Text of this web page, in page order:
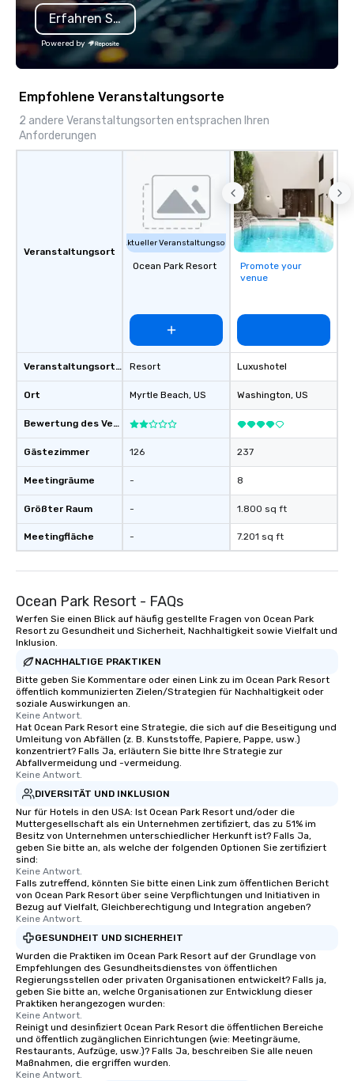
Erfahren Sie mehr
Powered by
Empfohlene Veranstaltungsorte
2 andere Veranstaltungsorten entsprachen Ihren
Anforderungen
Veranstaltungsort
Veranstaltungsortstyp
Ort
Bewertung des Veranstaltungsortes
Gästezimmer
Meetingräume
Größter Raum
Meetingfläche
Aktueller Veranstaltungsort
Ocean Park Resort
Resort
Myrtle Beach, US
126
-
-
-
Promote your
venue
Luxushotel
Washington, US
237
8
1.800 sq ft
7.201 sq ft
Ocean Park Resort - FAQs
Werfen Sie einen Blick auf häufig gestellte Fragen von Ocean Park
Resort zu Gesundheit und Sicherheit, Nachhaltigkeit sowie Vielfalt und
Inklusion.
NACHHALTIGE PRAKTIKEN
Bitte geben Sie Kommentare oder einen Link zu im Ocean Park Resort
öffentlich kommunizierten Zielen/Strategien für Nachhaltigkeit oder
soziale Auswirkungen an.
Keine Antwort.
Hat Ocean Park Resort eine Strategie, die sich auf die Beseitigung und
Umleitung von Abfällen (z. B. Kunststoffe, Papiere, Pappe, usw.)
konzentriert? Falls Ja, erläutern Sie bitte Ihre Strategie zur
Abfallvermeidung und -vermeidung.
Keine Antwort.
DIVERSITÄT UND INKLUSION
Nur für Hotels in den USA: Ist Ocean Park Resort und/oder die
Muttergesellschaft als ein Unternehmen zertifiziert, das zu 51% im
Besitz von Unternehmen unterschiedlicher Herkunft ist? Falls Ja,
geben Sie bitte an, als welche der folgenden Optionen Sie zertifiziert
sind:
Keine Antwort.
Falls zutreffend, könnten Sie bitte einen Link zum öffentlichen Bericht
von Ocean Park Resort über seine Verpflichtungen und Initiativen in
Bezug auf Vielfalt, Gleichberechtigung und Integration angeben?
Keine Antwort.
GESUNDHEIT UND SICHERHEIT
Wurden die Praktiken im Ocean Park Resort auf der Grundlage von
Empfehlungen des Gesundheitsdienstes von öffentlichen
Regierungsstellen oder privaten Organisationen entwickelt? Falls ja,
geben Sie bitte an, welche Organisationen zur Entwicklung dieser
Praktiken herangezogen wurden:
Keine Antwort.
Reinigt und desinfiziert Ocean Park Resort die öffentlichen Bereiche
und öffentlich zugänglichen Einrichtungen (wie: Meetingräume,
Restaurants, Aufzüge, usw.)? Falls Ja, beschreiben Sie alle neuen
Maßnahmen, die ergriffen wurden.
Keine Antwort.